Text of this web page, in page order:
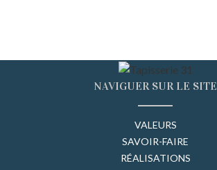
NAVIGUER SUR LE SITE
VALEURS
SAVOIR-FAIRE
RÉALISATIONS